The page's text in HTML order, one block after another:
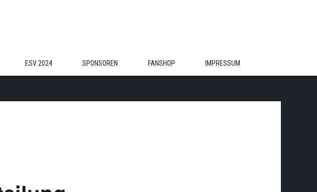
ESV 2024 SPONSOREN FANSHOP IMPRESSUM